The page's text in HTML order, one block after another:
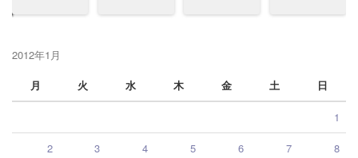
2012年1月
月
火 水 木 金 土 日
1
2 3 4 5 6 7 8